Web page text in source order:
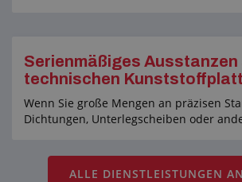
Serienmäßiges Ausstanzen
technischen
Wenn Sie große Mengen an präzisen
Dichtungen, Unterlegscheiben oder
ALLE DIENSTLEISTUNGEN